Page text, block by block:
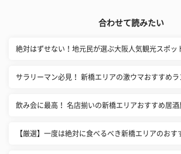
合わせて読みたい
絶対はずせない！地元民が選ぶ大阪人気観光スポッ
サラリーマン必見！ 新橋エリアの激ウマおすすめ
飲み会に最高！ 名店揃いの新橋エリアおすすめ居酒
【厳選】一度は絶対に食べるべき新橋エリアのおす